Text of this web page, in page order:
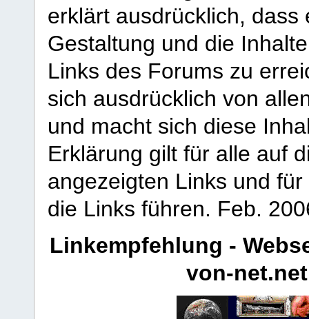
erklärt ausdrücklich,
Gestaltung und die
Links des Forums zu
sich ausdrücklich von
und macht sich diese
Erklärung gilt für alle auf
angezeigten Links und
die Links führen. Feb.
Linkempfehlung -
von-net.net